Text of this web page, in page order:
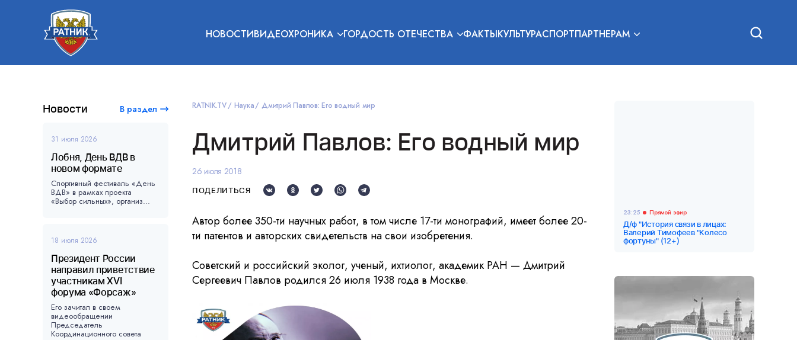
НОВОСТИВИДЕОХРОНИКА ГОРДОСТЬ ОТЕЧЕСТВА ФАКТЫКУЛЬТУРАСПОРТПАРТНЕРАМ
Новости В раздел
31 июля 2026
Лобня, День ВДВ в
новом формате
Спортивный фестиваль «День
ВДВ» в рамках проекта
«Выбор сильных», организ...
18 июля 2026
Президент России
направил приветствие
участникам XVI
форума «Форсаж»
Его зачитал в своем
видеообращении
Председатель
Координационного совета
RATNIK.TV Наука Дмитрий Павлов: Его водный мир
Дмитрий Павлов: Его водный мир
26 июля 2018
ПОДЕЛИТЬСЯ
Автор более 350-ти научных работ, в том числе 17-ти монографий, имеет более 20-
ти патентов и авторских свидетельств на свои изобретения.
Советский и российский эколог, ученый, ихтиолог, академик РАН — Дмитрий
Сергеевич Павлов родился 26 июля 1938 года в Москве.
23:25 Прямой эфир
Д/ф "История связи в лицах:
Валерий Тимофеев "Колесо
фортуны" (12+)